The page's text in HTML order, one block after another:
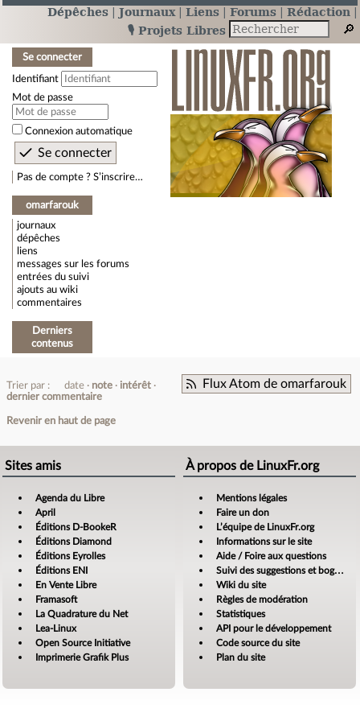
Dépêches Journaux Liens Forums
Rédaction
🎙️ Projets Libres
Se connecter
Identifiant
Mot de passe
Connexion automatique
Pas de compte ? S’inscrire…
omarfarouk
journaux
dépêches
liens
messages sur les forums
entrées du suivi
ajouts au wiki
commentaires
Derniers
contenus
Flux Atom de omarfarouk
Trier par : date note
intérêt
dernier commentaire
Revenir en haut de page
Sites amis
Agenda du Libre
April
Éditions D-BookeR
Éditions Diamond
Éditions Eyrolles
Éditions ENI
En Vente Libre
Framasoft
La Quadrature du Net
Lea-Linux
Open Source Initiative
Imprimerie Grafik Plus
À propos de LinuxFr.org
Mentions légales
Faire un don
L’équipe de LinuxFr.org
Informations sur le site
Aide / Foire aux questions
Suivi des suggestions et bogues
Wiki du site
Règles de modération
Statistiques
API pour le développement
Code source du site
Plan du site